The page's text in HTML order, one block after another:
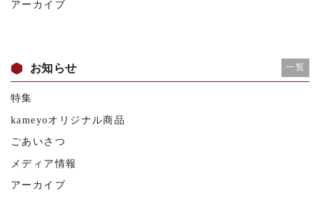
アーカイブ
お知らせ 一覧
特集
kameyoオリジナル商品
ごあいさつ
メディア情報
アーカイブ